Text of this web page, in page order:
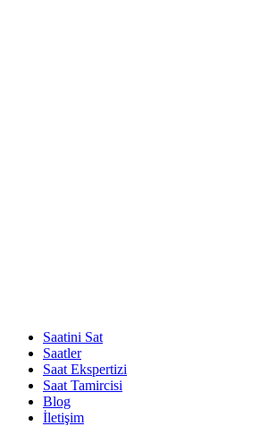
Saatini Sat
Saatler
Saat Ekspertizi
Saat Tamircisi
Blog
İletişim